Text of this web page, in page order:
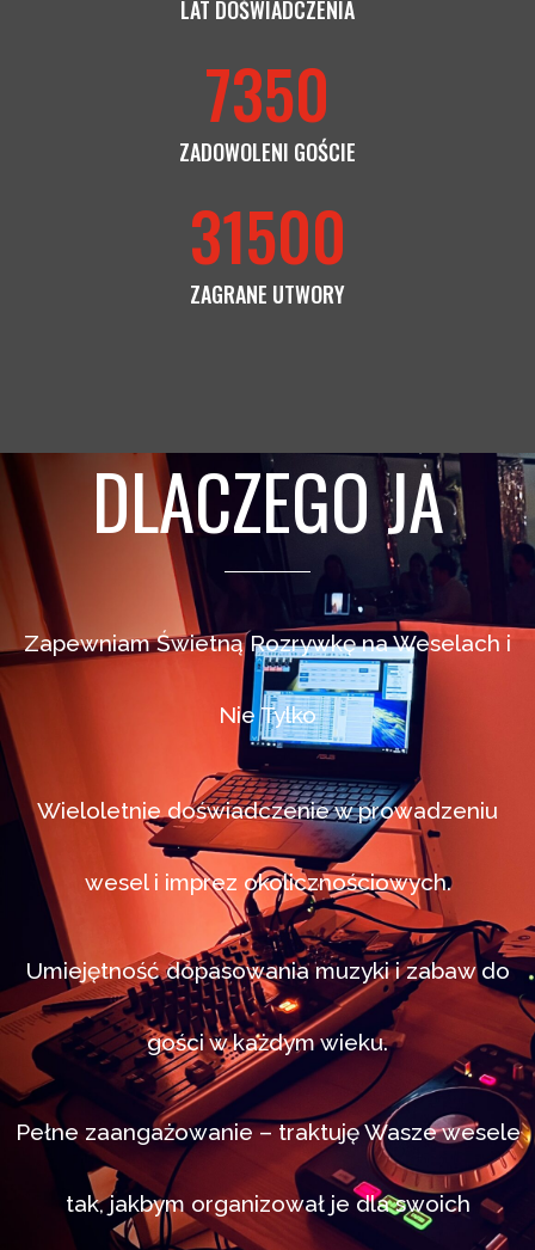
LAT DOŚWIADCZENIA
ZADOWOLENI GOŚCIE
7350
ZAGRANE UTWORY
31500
DLACZEGO JA
Zapewniam Świetną Rozrywkę na Weselach i
Nie Tylko
Wieloletnie doświadczenie w prowadzeniu
wesel i imprez okolicznościowych.
Umiejętność dopasowania muzyki i zabaw do
gości w każdym wieku.
Pełne zaangażowanie – traktuję Wasze wesele
tak, jakbym organizował je dla swoich